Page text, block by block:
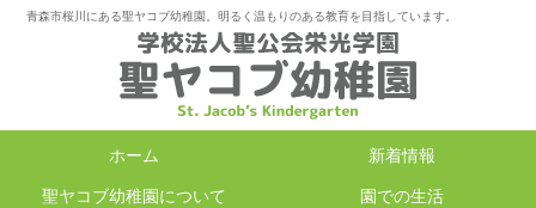
青森市桜川にある聖ヤコブ幼稚園。明るく温もりのある教育を目指しています。
ホーム 新着情報
聖ヤコブ幼稚園について 園での生活